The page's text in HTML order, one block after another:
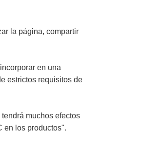
la página, compartir
en una
estrictos requisitos de
muchos efectos
en los productos".